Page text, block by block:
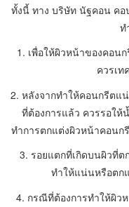
ทั้งนี้ ทาง บริษัท นัฐคอน คอ
ท
1. เพื่อให้ผิวหน้าของคอน
ควรเท
2. หลังจากทำให้คอนกรีตแ
ที่ต้องการแล้ว ควรรอให้
ทำการตกแต่งผิวหน้าคอนก
3. รอยแตกที่เกิดบนผิวที่ต
ทำให้แน่นหรือตก
4. กรณีที่ต้องการทำให้ผิว